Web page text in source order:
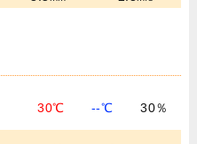
30℃ --℃ 30％